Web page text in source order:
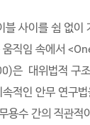
블 사이를 쉼 없이
움직임 속에서
은 대위법적 구
적인 안무 연구
용수 간의 직관적